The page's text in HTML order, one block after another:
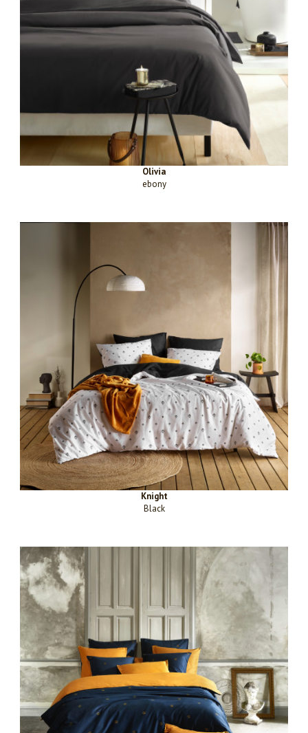
Olivia
ebony
Knight
Black